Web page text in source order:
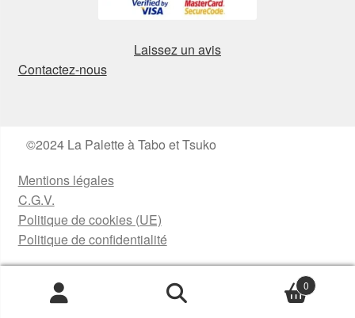
Laissez un avis
Contactez-nous
Recherche
0
©2024 La Palette à Tabo et Tsuko
Mentions légales
C.G.V.
Politique de cookies (UE)
Politique de confidentialité